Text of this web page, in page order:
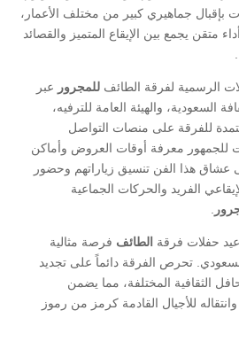
بإقبال جماهيري كبير من مختلف الأعمار،
متقن يجمع بين الإيقاع المتميز والقصائد
الرسمية لفرقة الطائف للمجرور عبر
السعودية، والهيئة العامة للترفيه،
للفرقة على منصات التواصل
للجمهور معرفة أوقات العروض وأماكن
عشاق هذا الفن تنسيق زياراتهم وحضور
الفريد والحركات الجماعية
حفلات فرقة الطائف فرصة مثالية
تحرص الفرقة دائماً على تجديد
الثقافية المختلفة، مما يضمن
للأجيال القادمة كرمز من رموز